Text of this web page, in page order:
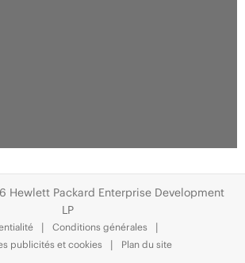
Hewlett Packard Enterprise Development
LP
Conditions générales
publicités et cookies
Plan du site